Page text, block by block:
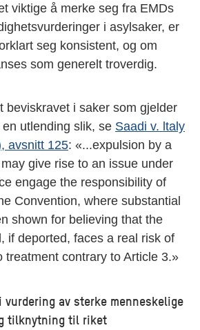
viktige å merke seg fra EMDs
i asylsaker, er
seg konsistent, og om
som generelt troverdig.
beviskravet i saker som gjelder
utlending slik, se Saadi v. ltaly
avsnitt 125: «...expulsion by a
give rise to an issue under
engage the responsibility of
Convention, where substantial
shown for believing that the
if deported, faces a real risk of
treatment contrary to Article 3.»
vurdering av sterke menneskelige
tilknytning til riket